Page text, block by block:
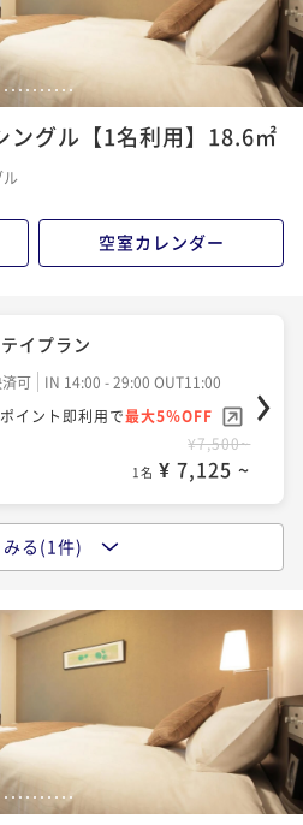
2 3 4 5 6 7 8 9 10 11
ングル【1名利用】18.6㎡
ル
空室カレンダー
イプラン
可
IN 14:00 - 29:00 OUT11:00
ポイント即利用で最大5％OFF
¥7,500~
1名 ¥ 7,125 ~
朝の贅沢♪朝食ビュッフェ
済可
IN 14:00 - 29:00 OUT11:00
ポイント即利用で最大5％OFF
¥10,000~
¥ 9,500 ~
る(1件)
2 3 4 5 6 7 8 9 10 11